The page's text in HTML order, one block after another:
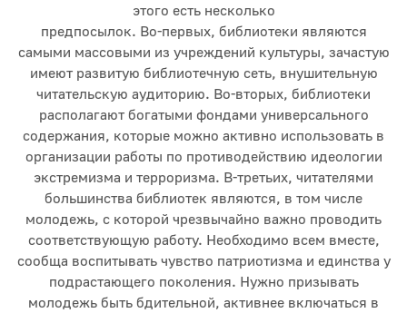
этого есть несколько
предпосылок. Во-первых, библиотеки являются
самыми массовыми из учреждений культуры, зачастую
имеют развитую библиотечную сеть, внушительную
читательскую аудиторию. Во-вторых, библиотеки
располагают богатыми фондами универсального
содержания, которые можно активно использовать в
организации работы по противодействию идеологии
экстремизма и терроризма. В-третьих, читателями
большинства библиотек являются, в том числе
молодежь, с которой чрезвычайно важно проводить
соответствующую работу. Необходимо всем вместе,
сообща воспитывать чувство патриотизма и единства у
подрастающего поколения. Нужно призывать
молодежь быть бдительной, активнее включаться в